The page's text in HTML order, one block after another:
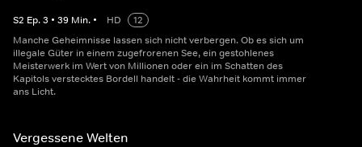
S2 Ep.3 • 39 Min. • HD
12
Manche Geheimnisse lassen sich nicht verbergen. Ob es sich um
illegale Güter in einem zugefrorenen See, ein gestohlenes
Meisterwerk im Wert von Millionen oder ein im Schatten des
Kapitols verstecktes Bordell handelt - die Wahrheit kommt immer
ans Licht.
Vergessene Welten